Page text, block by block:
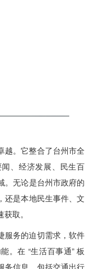
越。它整合了台州市全
、经济发展、民生百
。无论是台州市政府的
还是本地民生事件、文
取。
服务的迫切需求，软件
。在 “生活百事通” 板
务信息，包括交通出行